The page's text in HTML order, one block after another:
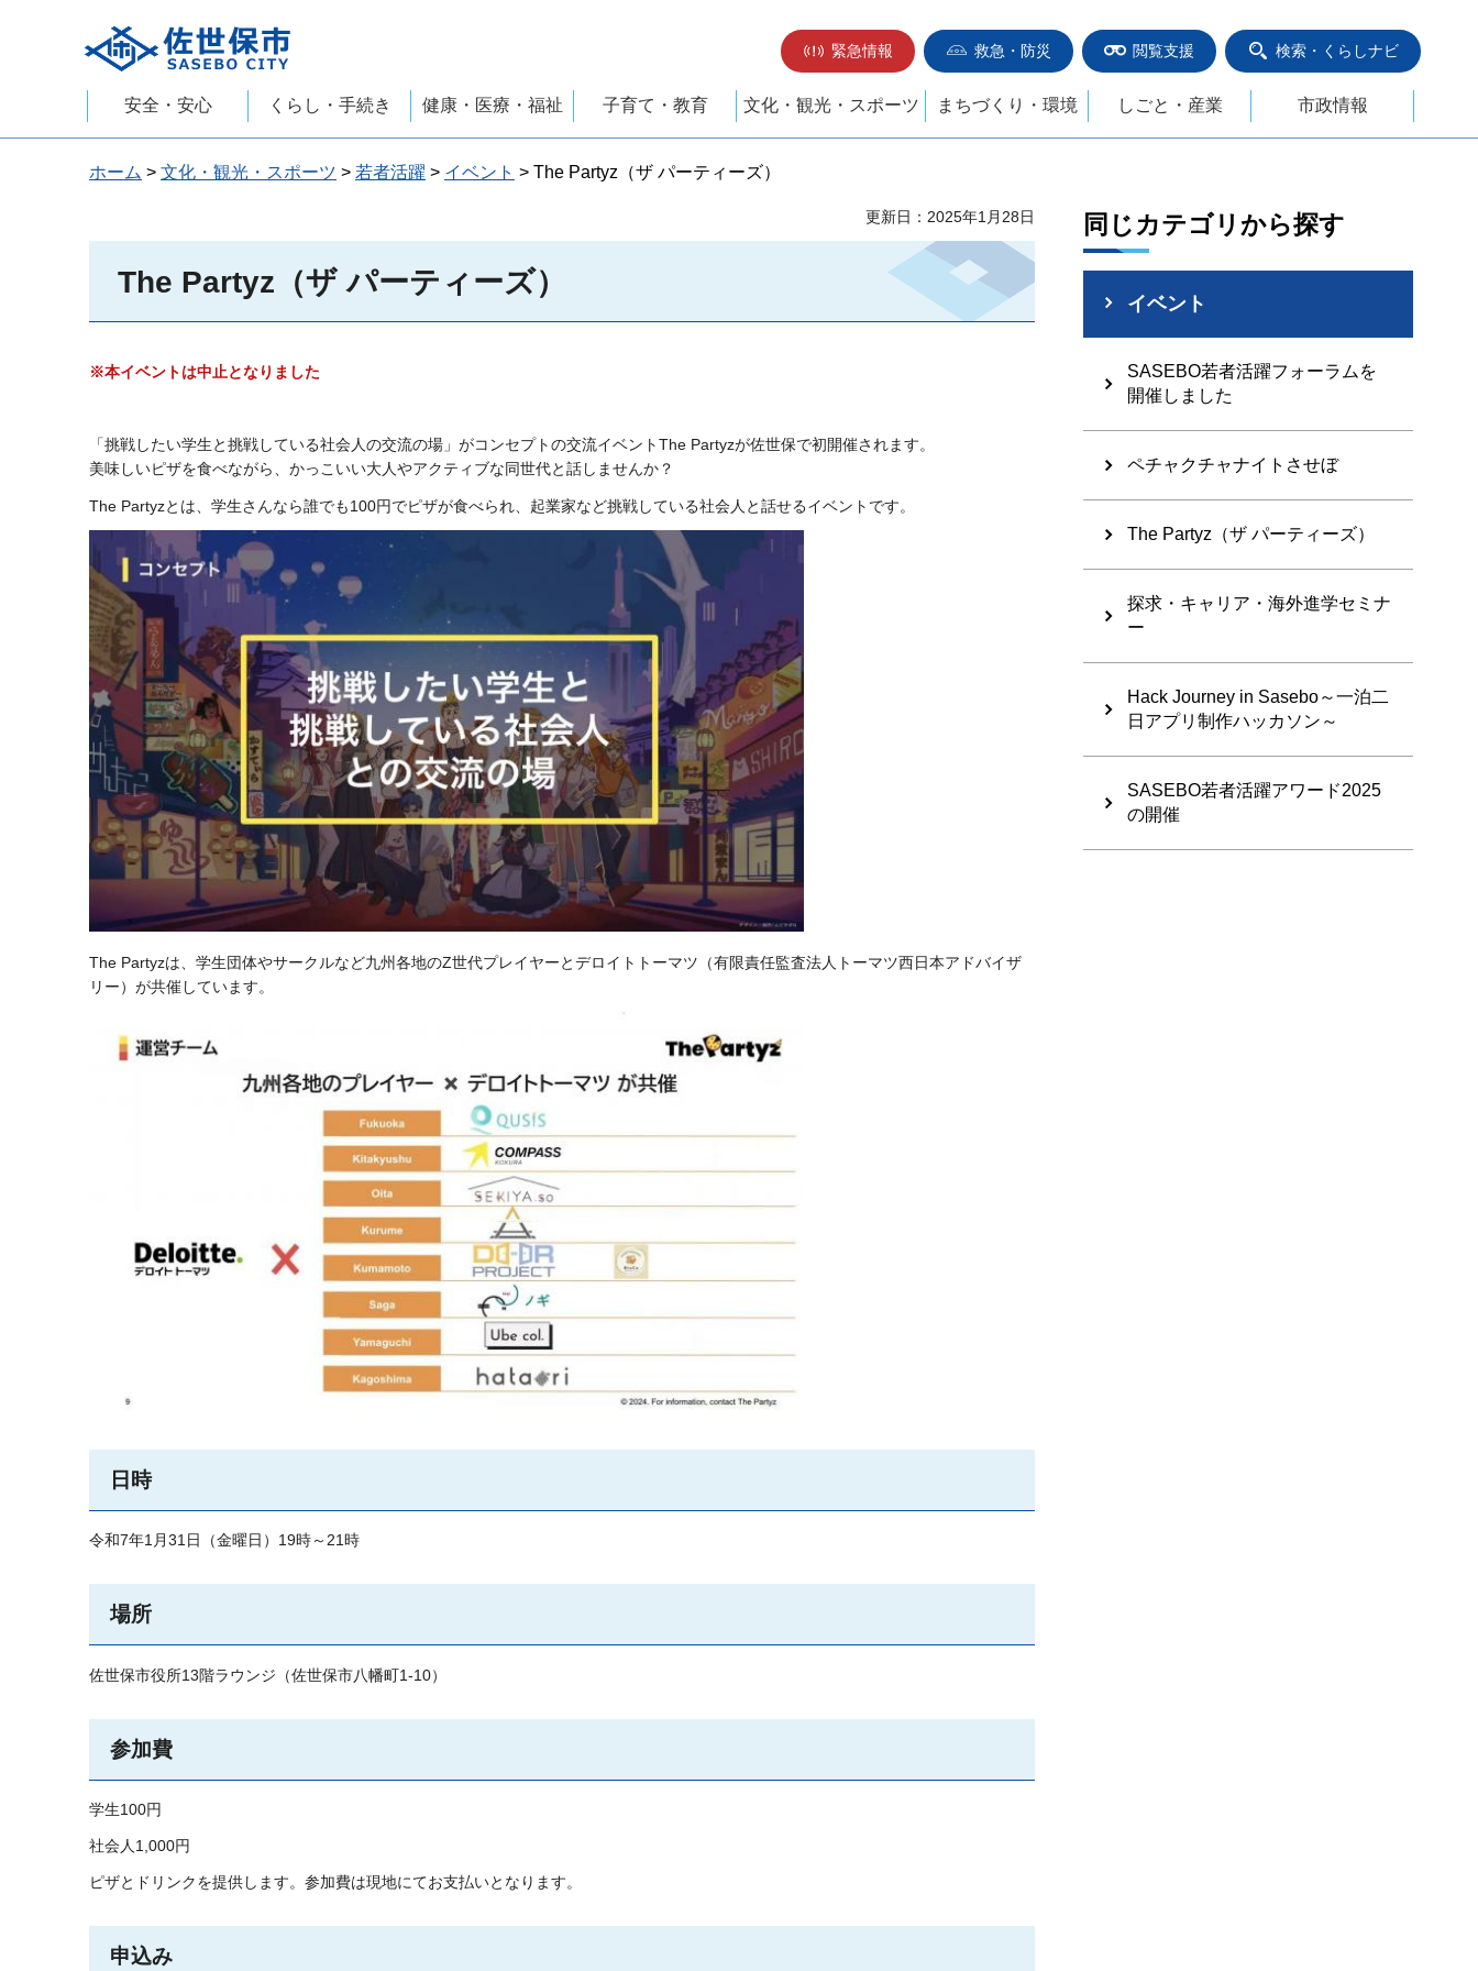
佐世保市
緊急情報
救急・防災 閲覧支援 検索・くらしナビ
安全・安心 くらし・手続き 健康・医療・福祉 子育て・教育 文化・観光・スポーツ まちづくり・環境 しごと・産業 市政情報
ホーム > 文化・観光・スポーツ > 若者活躍 > イベント > The Partyz（ザ パーティーズ）
更新日：2025年1月28日
The Partyz（ザ パーティーズ）
※本イベントは中止となりました
「挑戦したい学生と挑戦している社会人の交流の場」がコンセプトの交流イベントThe Partyzが佐世保で初開催されます。
美味しいピザを食べながら、かっこいい大人やアクティブな同世代と話しませんか？
The Partyzとは、学生さんなら誰でも100円でピザが食べられ、起業家など挑戦している社会人と話せるイベントです。
The Partyzは、学生団体やサークルなど九州各地のZ世代プレイヤーとデロイトトーマツ（有限責任監査法人トーマツ西日本アドバイザ
リー）が共催しています。
日時
令和7年1月31日（金曜日）19時～21時
場所
佐世保市役所13階ラウンジ（佐世保市八幡町1-10）
参加費
学生100円
社会人1,000円
ピザとドリンクを提供します。参加費は現地にてお支払いとなります。
申込み
同じカテゴリから探す
イベント
SASEBO若者活躍フォーラムを
開催しました
ペチャクチャナイトさせぼ
The Partyz（ザ パーティーズ）
探求・キャリア・海外進学セミナ
ー
Hack Journey in Sasebo～一泊二
日アプリ制作ハッカソン～
SASEBO若者活躍アワード2025
の開催